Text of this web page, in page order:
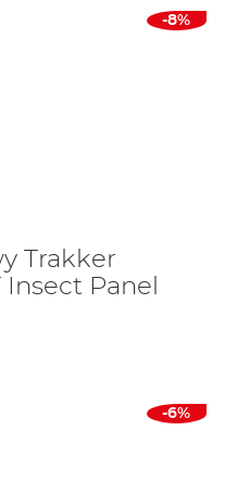
-8%
Trakker
Panel
-6%